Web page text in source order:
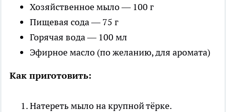
Хозяйственное мыло — 100 г
Пищевая сода — 75 г
Горячая вода — 100 мл
Эфирное масло (по желанию, для аромата)
Как приготовить:
Натереть мыло на крупной тёрке.